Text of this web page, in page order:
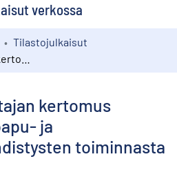
verkossa
Tilastojulkaisut
kertomus
ja
toiminnasta